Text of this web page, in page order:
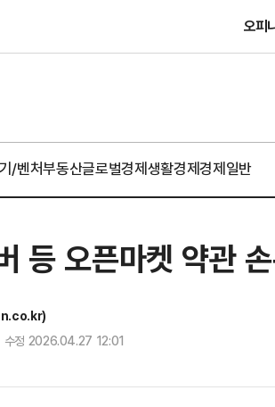
오피
/벤처부동산글로벌경제생활경제경제일반
등 오픈마켓 약관
정 2026.04.27 12:01